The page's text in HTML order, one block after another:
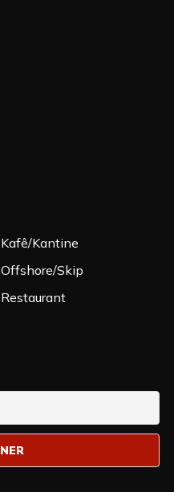
Kafê/Kantine
Offshore/Skip
Restaurant